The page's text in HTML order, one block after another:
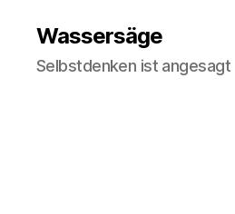
Wassersäge
Selbstdenken ist angesagt